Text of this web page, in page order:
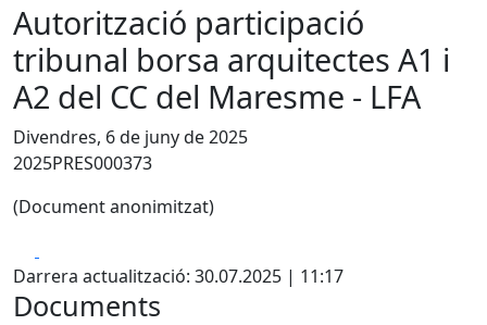
Autorització participació
tribunal borsa arquitectes A1 i
A2 del CC del Maresme - LFA
Divendres, 6 de juny de 2025
2025PRES000373
(Document anonimitzat)
Darrera actualització: 30.07.2025 | 11:17
Documents